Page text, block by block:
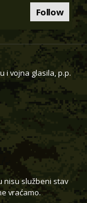
Follow
i vojna glasila, p.p.
nisu službeni stav
vraćamo.